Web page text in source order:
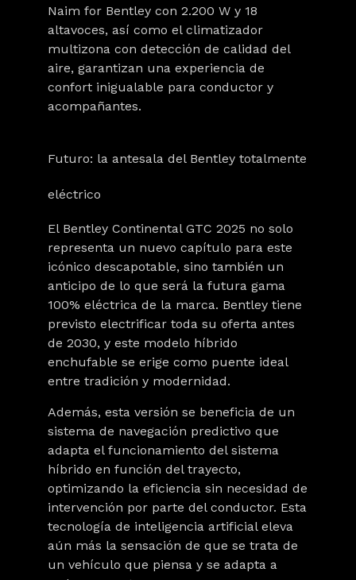
Naim for Bentley con 2.200 W y 18
altavoces, así como el climatizador
multizona con detección de calidad del
aire, garantizan una experiencia de
confort inigualable para conductor y
acompañantes.
Futuro: la antesala del Bentley totalmente
eléctrico
El Bentley Continental GTC 2025 no solo
representa un nuevo capítulo para este
icónico descapotable, sino también un
anticipo de lo que será la futura gama
100% eléctrica de la marca. Bentley tiene
previsto electrificar toda su oferta antes
de 2030, y este modelo híbrido
enchufable se erige como puente ideal
entre tradición y modernidad.
Además, esta versión se beneficia de un
sistema de navegación predictivo que
adapta el funcionamiento del sistema
híbrido en función del trayecto,
optimizando la eficiencia sin necesidad de
intervención por parte del conductor. Esta
tecnología de inteligencia artificial eleva
aún más la sensación de que se trata de
un vehículo que piensa y se adapta a